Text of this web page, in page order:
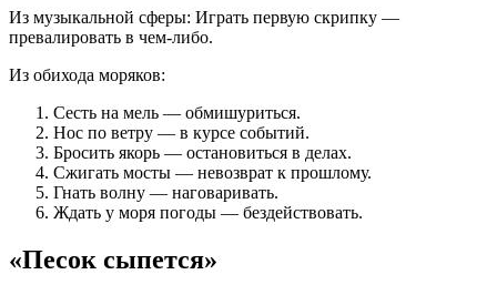
Из музыкальной сферы: Играть первую скрипку —
превалировать в чем-либо.
Из обихода моряков:
Сесть на мель — обмишуриться.
Нос по ветру — в курсе событий.
Бросить якорь — остановиться в делах.
Сжигать мосты — невозврат к прошлому.
Гнать волну — наговаривать.
Ждать у моря погоды — бездействовать.
«Песок сыпется»